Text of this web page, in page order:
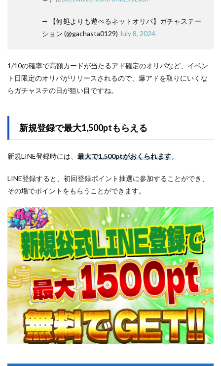
— 【何処よりも遊べるネットオリパ】ガチャステー
ション (@gachasta0129) July 8, 2024
1/10の確率で高額カードが当たるアド確定のオリパなど、イベン
ト日限定のオリパがリリースされるので、爆アドを取りにいくな
らガチャステの日が狙い目ですね。
新規登録で最大1,500ptもらえる
新規LINE登録時には、 最大で1,500ptがおくられます。
LINE登録すると、初回登録ポイント抽選に参加することができ、
その場でポイントをもらうことができます。